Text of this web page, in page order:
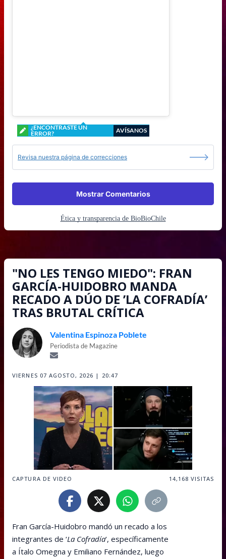
¿ENCONTRASTE UN
ERROR?
AVÍSANOS
Revisa nuestra página de correcciones
Mostrar Comentarios
Ética y transparencia de BioBioChile
"NO LES TENGO MIEDO": FRAN
GARCÍA-HUIDOBRO MANDA
RECADO A DÚO DE ’LA COFRADÍA’
TRAS BRUTAL CRÍTICA
Valentina Espinoza Poblete
Periodista de Magazine
VIERNES 07 AGOSTO, 2026 | 20:47
CAPTURA DE VIDEO 14,168 VISITAS
Fran García-Huidobro mandó un recado a los
integrantes de ‘La Cofradía‘, específicamente
a Ítalo Omegna y Emiliano Fernández, luego